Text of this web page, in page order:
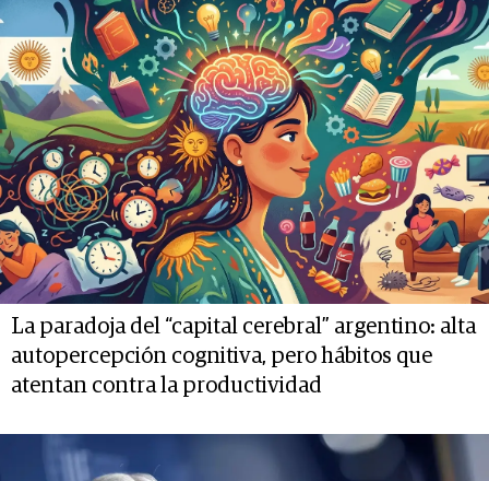
La paradoja del “capital cerebral” argentino: alta
autopercepción cognitiva, pero hábitos que
atentan contra la productividad